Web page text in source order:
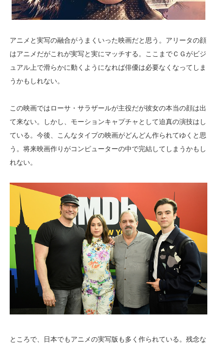
アニメと実写の融合がうまくいった映画だと思う。アリータの顔
はアニメだがこれが実写と実にマッチする。ここまでＣＧがビジ
ュアル上で滑らかに動くようになれば俳優は必要なくなってしま
うかもしれない。
この映画ではローサ・サラザールが主役だが彼女の本当の顔は出
て来ない。しかし、モーションキャプチャとして迫真の演技はし
ている。今後、こんなタイプの映画がどんどん作られてゆくと思
う。将来映画作りがコンピューターの中で完結してしまうかもし
れない。
ところで、日本でもアニメの実写版も多く作られている。残念な